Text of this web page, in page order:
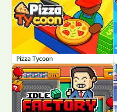
Pizza Tycoon